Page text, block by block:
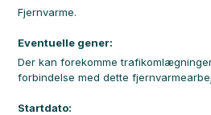
Fjernvarme.
Eventuelle gener:
Der kan forekomme
forbindelse med dette
Startdato: